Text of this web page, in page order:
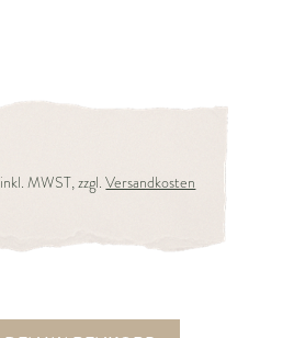
inkl. MWST, zzgl.Versandkosten